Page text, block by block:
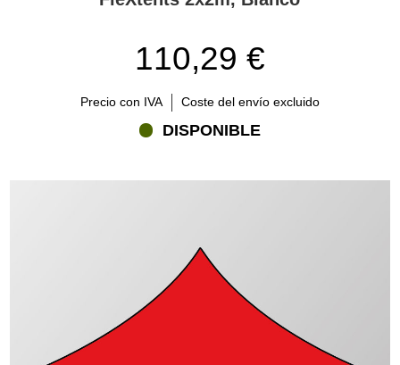
espacio? usa los adaptadores, canaletas para lluvia y paneles
110,29 €
Precio con IVA Coste del envío excluido
DISPONIBLE